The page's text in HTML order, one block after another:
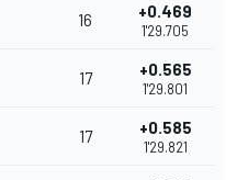
16 +0.469
1'29.705
17 +0.565
1'29.801
17 +0.585
1'29.821